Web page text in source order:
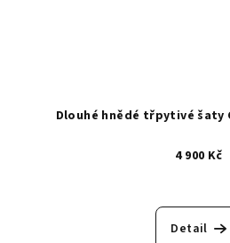
Dlouhé hnědé třpytivé
4 900 Kč
Detail